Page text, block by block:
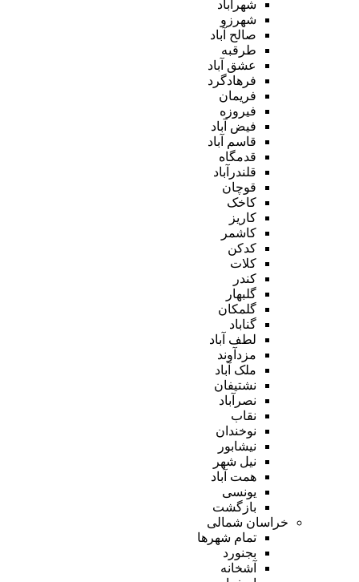
شهرآباد
شهرزو
صالح آباد
طرقبه
عشق آباد
فرهادگرد
فریمان
فیروزه
فیض آباد
قاسم آباد
قدمگاه
قلندرآباد
قوچان
کاخک
کاریز
کاشمر
کدکن
کلات
کندر
گلبهار
گلمکان
گناباد
لطف آباد
مزدآوند
ملک آباد
نشتیفان
نصرآباد
نقاب
نوخندان
نیشابور
نیل شهر
همت آباد
یونسی
بازگشت
خراسان شمالی
تمام شهر‌ها
بجنورد
آشخانه